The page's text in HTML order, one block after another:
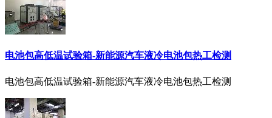
电池包高低温试验箱-新能源汽车液冷电池包热工检测
电池包高低温试验箱-新能源汽车液冷电池包热工检测